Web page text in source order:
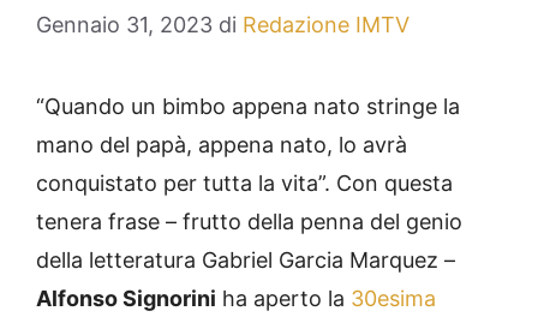
Gennaio 31, 2023 di Redazione IMTV
“Quando un bimbo appena nato stringe la
mano del papà, appena nato, lo avrà
conquistato per tutta la vita”. Con questa
tenera frase – frutto della penna del genio
della letteratura Gabriel Garcia Marquez –
Alfonso Signorini ha aperto la 30esima